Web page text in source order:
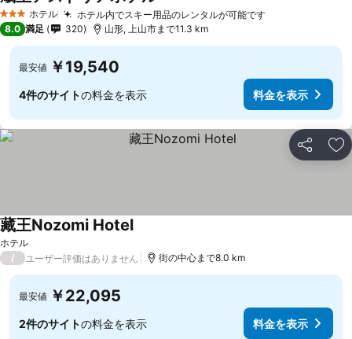
3 ホテルのランク
ホテル ホテル内でスキー用品のレンタルが可能です
8.0 満足 320 山形, 上山市まで11.3 km
最安値 ￥19,540
4件のサイトの料金を表示 料金を表示
シェア お
ホテル
藏王Nozomi Hotel
/ ユーザー評価はありません 街の中心まで8.0 km
最安値 ￥22,095
2件のサイトの料金を表示 料金を表示